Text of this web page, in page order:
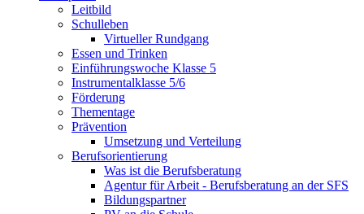
Leitbild
Schulleben
Virtueller Rundgang
Essen und Trinken
Einführungswoche Klasse 5
Instrumentalklasse 5/6
Förderung
Thementage
Prävention
Umsetzung und Verteilung
Berufsorientierung
Was ist die Berufsberatung
Agentur für Arbeit - Berufsberatung an der SFS
Bildungspartner